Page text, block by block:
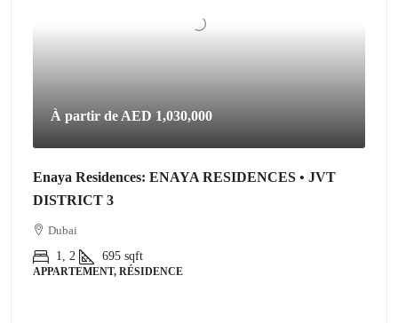
À partir de AED 1,030,000
Enaya Residences: ENAYA RESIDENCES • JVT
DISTRICT 3
Dubai
1, 2
695 sqft
APPARTEMENT, RÉSIDENCE